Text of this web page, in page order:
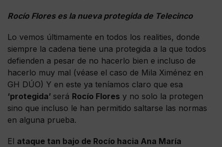
Rocío Flores es la nueva protegida de Telecinco
Lo vemos últimamente en todos los realities, donde
siempre la cadena tiene una protegida a la que todos
defienden a pesar de no hacerlo bien e incluso de
hacerlo muy mal (véase el caso de Mila Ximénez en
GH DÚO) Y en este ya teníamos claro que esa
‘protegida’ será Rocío Flores y no solo la protegen
sino que incluso le han permitido saltarse las normas
en alguna prueba.
El ataque tan bajo de Rocío hacia Ana María